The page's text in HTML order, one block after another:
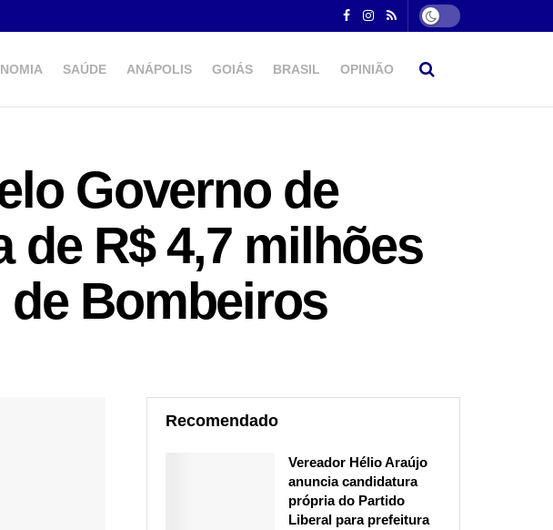
SAÚDE ANÁPOLIS GOIÁS BRASIL OPINIÃO
Governo de
de R$ 4,7 milhões
Bombeiros
Recomendado
Vereador Hélio Araújo
anuncia candidatura
própria do Partido
Liberal para prefeitura